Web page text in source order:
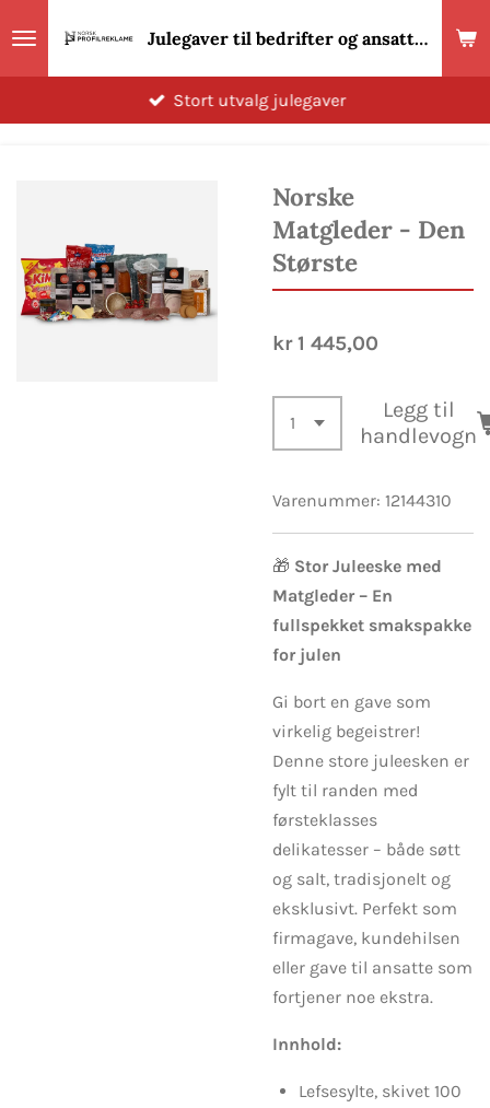
Julegaver til bedrifter og ansatte 2026! Norsk Profilreklame
Stort utvalg julegaver
Norske
Matgleder - Den
Største
kr 1 445,00
Legg til
handlevogn
Varenummer: 12144310
🎁 Stor Juleeske med
Matgleder – En
fullspekket smakspakke
for julen
Gi bort en gave som
virkelig begeistrer!
Denne store juleesken er
fylt til randen med
førsteklasses
delikatesser – både søtt
og salt, tradisjonelt og
eksklusivt. Perfekt som
firmagave, kundehilsen
eller gave til ansatte som
fortjener noe ekstra.
Innhold:
Lefsesylte, skivet 100